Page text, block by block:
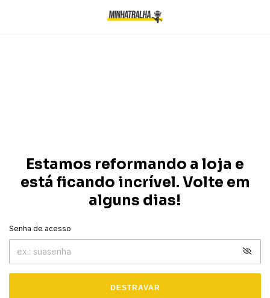
Estamos reformando a loja e
está ficando incrível. Volte em
alguns dias!
Senha de acesso
DESTRAVAR